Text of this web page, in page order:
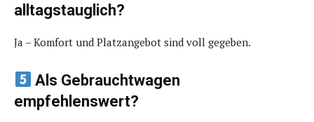
alltagstauglich?
Ja – Komfort und Platzangebot sind voll gegeben.
Als Gebrauchtwagen
empfehlenswert?